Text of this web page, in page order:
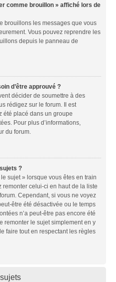
comme brouillon » affiché lors de
brouillons les messages que vous
Vous pouvez reprendre les
depuis le panneau de
d’être approuvé ?
décider de soumettre à des
rédigez sur le forum. Il est
été placé dans un groupe
Pour plus d’informations,
du forum.
?
sujet » lorsque vous êtes en train
celui-ci en haut de la liste
Cependant, si vous ne voyez
être été désactivée ou le temps
n’a peut-être pas encore été
remonter le sujet simplement en y
faire tout en respectant les règles